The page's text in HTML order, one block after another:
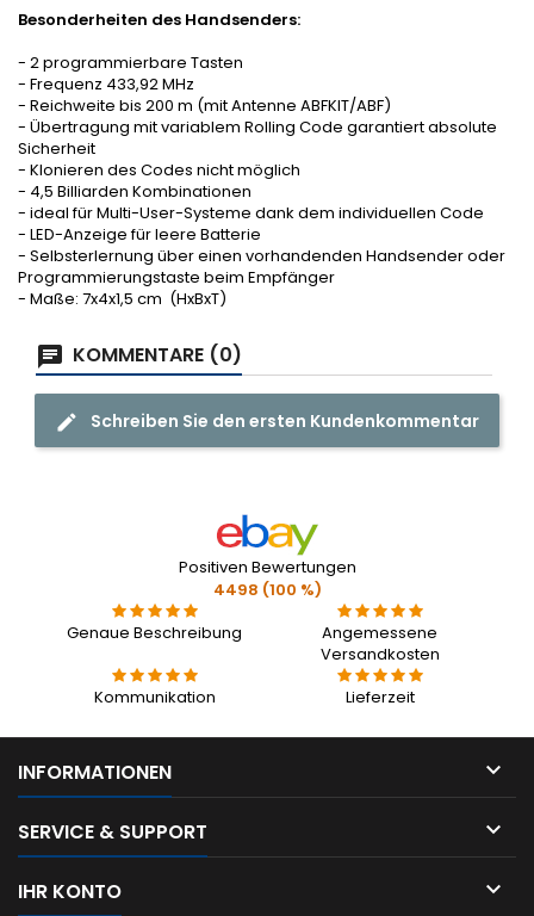
Besonderheiten des Handsenders:
- 2 programmierbare Tasten
- Frequenz 433,92 MHz
- Reichweite bis 200 m (mit Antenne ABFKIT/ABF)
- Übertragung mit variablem Rolling Code garantiert absolute
Sicherheit
- Klonieren des Codes nicht möglich
- 4,5 Billiarden Kombinationen
- ideal für Multi-User-Systeme dank dem individuellen Code
- LED-Anzeige für leere Batterie
- Selbsterlernung über einen vorhandenden Handsender oder
Programmierungstaste beim Empfänger
- Maße: 7x4x1,5 cm (HxBxT)
KOMMENTARE (0)
Schreiben Sie den ersten Kundenkommentar
Positiven Bewertungen
4498 (100 %)
Genaue Beschreibung
Angemessene
Versandkosten
Kommunikation
Lieferzeit
INFORMATIONEN 
SERVICE & SUPPORT 
IHR KONTO 